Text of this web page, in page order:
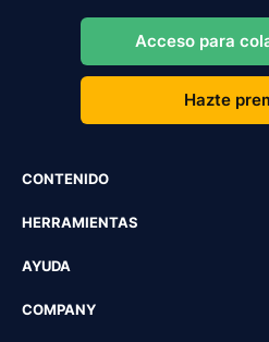
Acceso para
Hazte
CONTENIDO
HERRAMIENTAS
AYUDA
COMPANY